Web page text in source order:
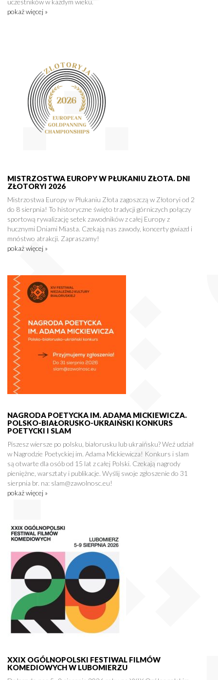
uczestników w każdym wieku.
pokaż więcej »
MISTRZOSTWA EUROPY W PŁUKANIU ZŁOTA. DNI
ZŁOTORYI 2026
Mistrzostwa Europy w Płukaniu Złota zagoszczą w Złotoryi od 2
do 8 sierpnia! To historyczne święto tradycji górniczych połączy
sportową rywalizację setek zawodników z całej Europy z
hucznymi Dniami Miasta. Czekają nas zawody, koncerty gwiazd i
mnóstwo atrakcji. Zapraszamy!
pokaż więcej »
NAGRODA POETYCKA IM. ADAMA MICKIEWICZA.
POLSKO-BIAŁORUSKO-UKRAIŃSKI KONKURS
POETYCKI I SLAM
Piszesz wiersze po polsku, białorusku lub ukraińsku? Weź udział
w Nagrodzie Poetyckiej im. Adama Mickiewicza! Konkurs i slam
są otwarte dla osób od 15 lat z całej Polski. Czekają nagrody
pieniężne, warsztaty i publikacje. Wyślij swoje zgłoszenie do 31
sierpnia br. na: slam@zawolnosc.eu!
pokaż więcej »
XXIX OGÓLNOPOLSKI FESTIWAL FILMÓW
KOMEDIOWYCH W LUBOMIERZU